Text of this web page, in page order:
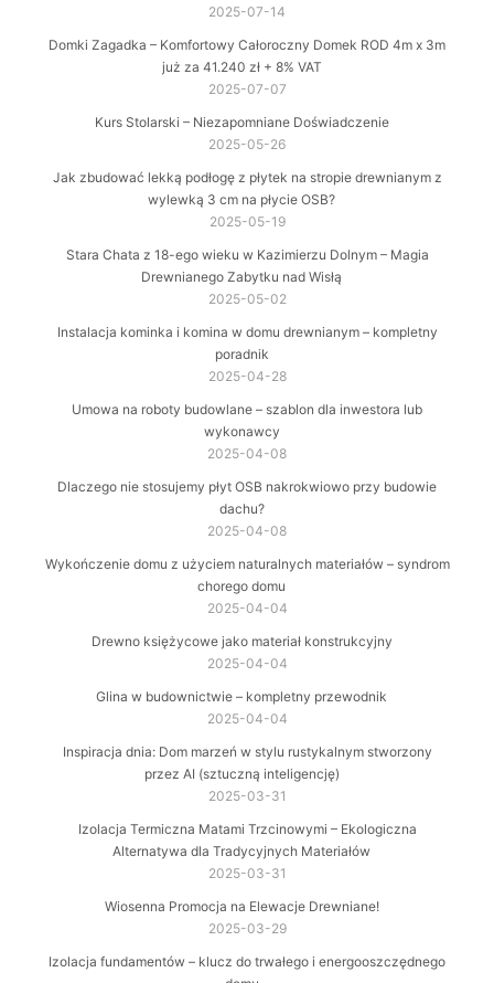
2025-07-14
Domki Zagadka – Komfortowy Całoroczny Domek ROD 4m x 3m
już za 41.240 zł + 8% VAT
2025-07-07
Kurs Stolarski – Niezapomniane Doświadczenie
2025-05-26
Jak zbudować lekką podłogę z płytek na stropie drewnianym z
wylewką 3 cm na płycie OSB?
2025-05-19
Stara Chata z 18-ego wieku w Kazimierzu Dolnym – Magia
Drewnianego Zabytku nad Wisłą
2025-05-02
Instalacja kominka i komina w domu drewnianym – kompletny
poradnik
2025-04-28
Umowa na roboty budowlane – szablon dla inwestora lub
wykonawcy
2025-04-08
Dlaczego nie stosujemy płyt OSB nakrokwiowo przy budowie
dachu?
2025-04-08
Wykończenie domu z użyciem naturalnych materiałów – syndrom
chorego domu
2025-04-04
Drewno księżycowe jako materiał konstrukcyjny
2025-04-04
Glina w budownictwie – kompletny przewodnik
2025-04-04
Inspiracja dnia: Dom marzeń w stylu rustykalnym stworzony
przez AI (sztuczną inteligencję)
2025-03-31
Izolacja Termiczna Matami Trzcinowymi – Ekologiczna
Alternatywa dla Tradycyjnych Materiałów
2025-03-31
Wiosenna Promocja na Elewacje Drewniane!
2025-03-29
Izolacja fundamentów – klucz do trwałego i energooszczędnego